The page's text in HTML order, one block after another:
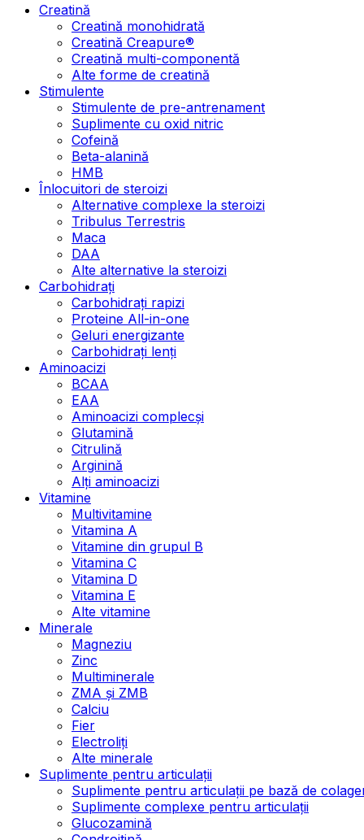
Creatină
Creatină monohidrată
Creatină Creapure®
Creatină multi-componentă
Alte forme de creatină
Stimulente
Stimulente de pre-antrenament
Suplimente cu oxid nitric
Cofeină
Beta-alanină
HMB
Înlocuitori de steroizi
Alternative complexe la steroizi
Tribulus Terrestris
Maca
DAA
Alte alternative la steroizi
Carbohidrați
Carbohidrați rapizi
Proteine All-in-one
Geluri energizante
Carbohidrați lenți
Aminoacizi
BCAA
EAA
Aminoacizi complecși
Glutamină
Citrulină
Arginină
Alți aminoacizi
Vitamine
Multivitamine
Vitamina A
Vitamine din grupul B
Vitamina C
Vitamina D
Vitamina E
Alte vitamine
Minerale
Magneziu
Zinc
Multiminerale
ZMA și ZMB
Calciu
Fier
Electroliți
Alte minerale
Suplimente pentru articulații
Suplimente pentru articulații pe bază de
Suplimente complexe pentru articulații
Glucozamină